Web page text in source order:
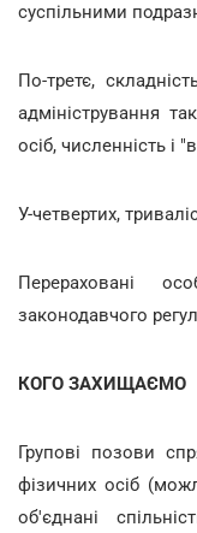
суспільними
По-третє,
адміністрування
осіб, численність і
У-четвертих,
Перераховані
законодавчого
КОГО ЗАХИЩАЄМО
Групові позови
фізичних осіб
об'єднані